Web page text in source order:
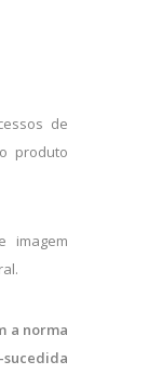
de
produto
imagem
a norma